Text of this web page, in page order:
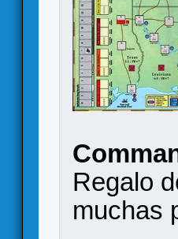
Regalo
muchas